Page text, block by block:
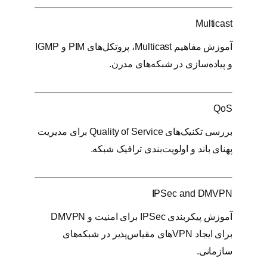
Multicast
آموزش مفاهیم Multicast، پروتکل‌های PIM و IGMP
و پیاده‌سازی در شبکه‌های مدرن.
QoS
بررسی تکنیک‌های Quality of Service برای مدیریت
پهنای باند و اولویت‌بندی ترافیک شبکه.
IPSec and DMVPN
آموزش پیکربندی IPSec برای امنیت و DMVPN
برای ایجاد VPNهای مقیاس‌پذیر در شبکه‌های
سازمانی.